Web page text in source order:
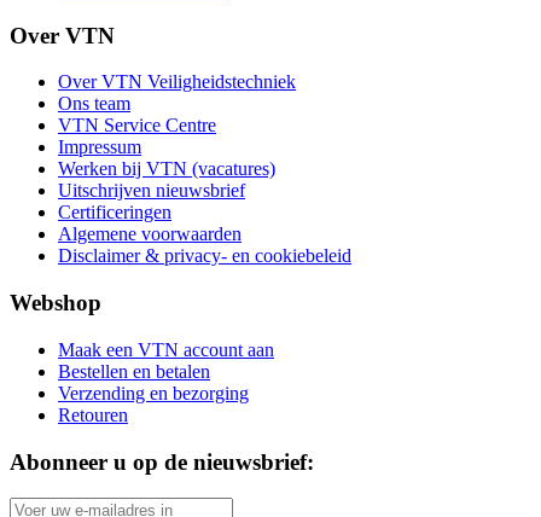
Over VTN
Over VTN Veiligheidstechniek
Ons team
VTN Service Centre
Impressum
Werken bij VTN (vacatures)
Uitschrijven nieuwsbrief
Certificeringen
Algemene voorwaarden
Disclaimer & privacy- en cookiebeleid
Webshop
Maak een VTN account aan
Bestellen en betalen
Verzending en bezorging
Retouren
Abonneer u op de nieuwsbrief: